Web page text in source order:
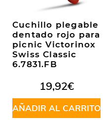
Cuchillo plegable
dentado rojo para
picnic Victorinox
Swiss Classic
6.7831.FB
19,92€
AÑADIR AL CARRITO